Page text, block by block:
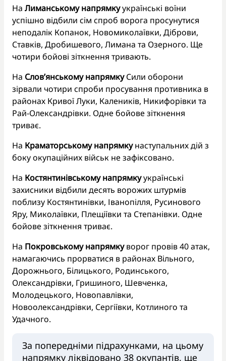
На Лиманському напрямкуукраїнські воїни
успішно відбили сім спроб ворога просунутися
неподалік Копанок, Новомиколаївки, Діброви,
Ставків, Дробишевого, Лимана та Озерного. Ще
чотири бойові зіткнення тривають.
На Слов’янському напрямкуСили оборони
зірвали чотири спроби просування противника в
районах Кривої Луки, Калеників, Никифорівки та
Рай-Олександрівки. Одне бойове зіткнення
триває.
На Краматорському напрямкунаступальних дій з
боку окупаційних військ не зафіксовано.
На Костянтинівському напрямкуукраїнські
захисники відбили десять ворожих штурмів
поблизу Костянтинівки, Іванопілля, Русинового
Яру, Миколаївки, Плещіївки та Степанівки. Одне
бойове зіткнення триває.
На Покровському напрямкуворог провів 40 атак,
намагаючись прорватися в районах Вільного,
Дорожнього, Білицького, Родинського,
Олександрівки, Гришиного, Шевченка,
Молодецького, Новопавлівки,
Новоолександрівки, Сергіївки, Котлиного та
Удачного.
За попередніми підрахунками, на цьому
напрямку ліквідовано 38 окупантів, ще